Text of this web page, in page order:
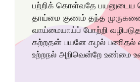
பற்றிக் கொள்வதே பயனுடைய
தாய்மை குணம் தந்த
வாய்மையாய்ப் போற்றி
கற்றதன் பயனே கழல் பணிதல்
உற்றநல் அறிவென்றே உண்மை